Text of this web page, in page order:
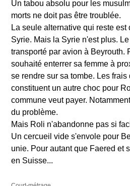
Un tabou absolu pour les
morts ne doit pas être troublée.
La seule alternative qui reste est
Syrie. Mais la Syrie n'est plus.
transporté par avion à Beyrouth.
souhaité enterrer sa femme à
se rendre sur sa tombe. Les
constituent un autre choc pour
commune veut payer.
du problème.
Mais Roli n'abandonne pas si
Un cercueil vide s'envole pour
unie. Pour autant que Faered et
en Suisse...